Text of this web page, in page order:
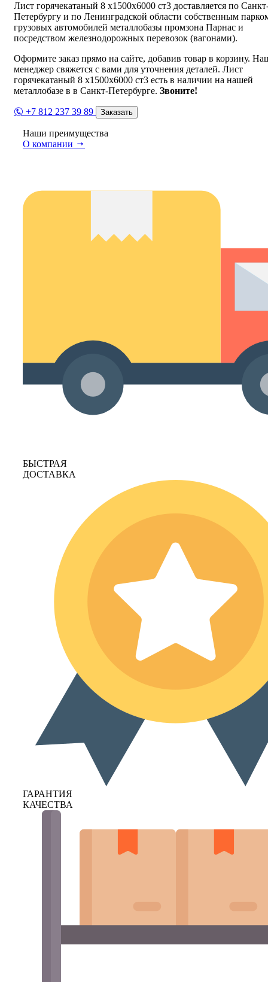
Лист горячекатаный 8 х1500х6000 ст3 доставляется по
Петербургу и по Ленинградской области собственным
грузовых автомобилей металлобазы промзона Парнас и
посредством железнодорожных перевозок (вагонами).
Оформите заказ прямо на сайте, добавив товар в корзину.
менеджер свяжется с вами для уточнения деталей. Лист
горячекатаный 8 х1500х6000 ст3 есть в наличии на нашей
металлобазе в в Санкт-Петербурге. Звоните!
+7 812 237 39 89 Заказать
Наши преимущества
О компании
БЫСТРАЯ
ДОСТАВКА
ГАРАНТИЯ
КАЧЕСТВА